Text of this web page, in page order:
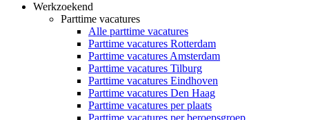
Werkzoekend
Parttime vacatures
Alle parttime vacatures
Parttime vacatures Rotterdam
Parttime vacatures Amsterdam
Parttime vacatures Tilburg
Parttime vacatures Eindhoven
Parttime vacatures Den Haag
Parttime vacatures per plaats
Parttime vacatures per beroepsgroep